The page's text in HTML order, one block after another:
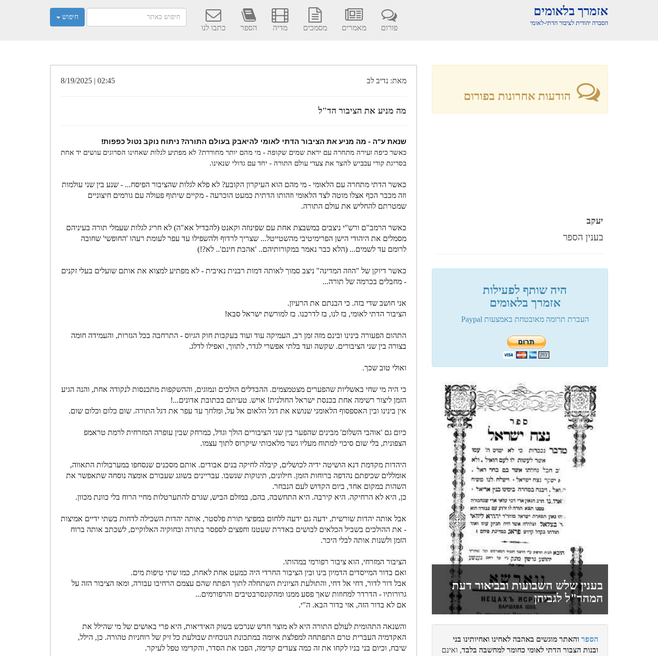
אזמרך בלאומים
הסברה יהודית לציבור הדתי-לאומי
פורום מאמרים מסמכים מדיה הספר כתבו לנו
חיפוש
הודעות אחרונות בפורום
בענין הספר
מעגל תשעים ותשע
שיטת הסלמי....
פלוני
שלום
מעמד התגלות המוני???
קושיא מתוך תפיסה מעוותת...
לביא
קול קורא מאת הגרמ"ד ויסמנדל זצ"ל
לביא
היה שותף לפעילות
אזמרך בלאומים
העברת תרומה מאובטחת באמצעות Paypal
בענין שלש השבועות ובביאור דעת
המהר"ל לגביהן
הספר והאתר מוגשים באהבה לאחינו ואחיותינו בני
ובנות הצבור הדתי לאומי כחומר למחשבה בלבד, ואינם
מאת: נדיב לב 02:45 | 8/19/2025
מה מניע את הציבור הד"ל
שנאת ע"ה - מה מניע את הציבור הדתי לאומי להיאבק בעולם התורה? ניתוח נוקב נטול כפפות!
כאשר כיפה זעירה מתחרה עם יראת שמים שקופה - מי מהם יותר מחוררת? לא מפתיע לגלות שאחינו הסרוגים עושים יד אחת
בסריגת קורי עכביש להצר את צעדי עולם התורה - יחד עם גדולי שנאינו.
כאשר הדתי מתחרה עם הלאומי - מי מהם הוא העיקרון הקובע? לא פלא לגלות שהציבור הפיסח... - שנע בין שני עולמות
וזה מכבר הכף אצלו מוטה לצד הלאומי וזהותו הדתית כמעט הוכרעה - מקיים שיתוף פעולה עם גורמים חיצוניים
שמטרתם להחליש את עולם התורה.
כאשר הרמב"ם ורש"י ניצבים במשבצת אחת עם שפינוזה וקאנט (להבדיל אא"ה) לא חריג לגלות שעמלי תורה בעיניהם
מסמלים את היהודי הישן הפרימיטיבי מהשטייטל... שצריך לרדוף ולהשפילו עד עפר לעומת רעהו 'החופשי' שחובה
לרומם עד לשמים... (הלא כבר נאמר במקורותיהם.. 'אהבת חינם'.. לא?!)
כאשר דיוקן של "הוזה המדינה" ניצב סמוך לאותה דמות רבנית נאיבית - לא מפתיע למצוא את אותם שועלים בעלי זקנים
- מחבלים בכרמה של תורה...
אני חושב שדי בזה. כי הבנתם את הרעיון.
הציבור הדתי לאומי, בז לנו, בז לדרכנו. בז למורשת ישראל סבא!
התהום הפעורה בינינו ובינם מזה זמן רב, העמיקה עוד ועוד בעקבות חוק הגיוס - התרחבה בכל הגזרות, והעמידה חומה
בצורה בין שני הציבורים. שקשה ועד בלתי אפשרי לגדר, לתווך, ואפילו לדלג.
ואולי טוב שכך.
כי היה מי שחי באשליות שהפערים מצטמצמים. ההבדלים הולכים ונמוגים, וההשקפות מתכנסות לנקודה אחת, והנה הגיע
הזמן ליצור רשימה אחת בכנסת ישראל החולנית! אויש. טעיתם בכתובת אדונים...!
אין בינינו ובין האספסוף הלאומני שנושא את דגל הלאום אל על, ומלחך עד עפר את דגל התורה. שום כלום וכלום שום.
כיום גם 'אוהבי השלום' מבינים שהפער בין שני הציבורים הולך וגדל, כמרחק שבין עופרה המזרחית לרמת טראמפ
הצפונית, בלי שום סיכוי למתוח מעליו גשר מלאכותי שיקרוס לתוך עצמו.
היהדות מקדמת דנא הושיטה ידיה לכושלים, קיבלה לחיקה בנים אבודים. אותם מסכנים שנסחפו במערבולות התאווה,
אומללים שכיפתם נהדפה ברוחות הזמן. חילונים, תינוקות שנשבו. עבריינים בשוגג שעבורם אומצה נוסחה שתאפשר את
השהות במקום אחד, ביום הקדוש לעם הנבחר.
כן, היא לא הרחיקה. היא קירבה. היא התחשבה, בהם, במזלם הביש, שגרם להתערטלות מחיי הרוח בלי כוונת מכוון.
אבל אותה יהדות שורשית, ידעה גם ידעה ללחום במפיצי תורת פלסטר, אותה יהדות השכילה לדחות בשתי ידיים אמיצות
- את ההולכים בשביל הכלאים לבושים באדרת שעטנז וחפצים לספסר בתורה ובחוקיה האלוקיים, לשכתב אותה ברוח
הזמן ולשנות אותה לבלי היכר.
הציבור המזרחי, הוא ציבור רפורמי במהותו.
ואם בדור המייסדים הדמיון בינו ובין הציבור החרדי היה כמעט אחת לאחת, כמו שתי טיפות מים.
אבל דור לדור, דחי אל דחי, והתולעת הציונית השתחלה לתוך הפתח שהם עצמם הרחיבו עבורה, ומאז הציבור הזה על
גרורותיו - הדרדר למחוזות שאך פסע ממנו ומהקונסרבטיבים והרפורמים...
אם לא בדור הזה, אזי בדור הבא. ה"י.
והשנאה התהומית לעולם התורה היא לא מוצר חדש שנרכש בשוק האידיאות, היא פרי באושים של מי שהילל את
האקדמיה העברית טרם התפתחה למפלצת איומה במתכונת הנוכחית שבולעת כל זיק של רוחניות טהורה. כן, הילל,
שיבח, וכיום בני בניו לקחו את זה כמה צעדים קדימה, הפכו את הסדר, והקדימו טפל לעיקר.